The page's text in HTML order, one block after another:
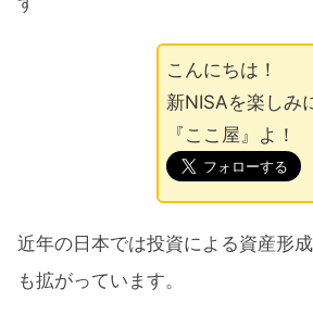
こんにちは！
新NISAを楽しみ
『ここ屋』よ！
近年の日本では投資による資産形
も拡がっています。